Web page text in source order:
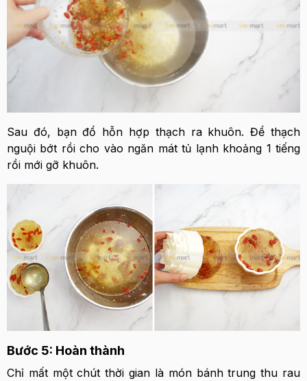
Sau đó, bạn đổ hỗn hợp thạch ra khuôn. Để thạch
nguội bớt rồi cho vào ngăn mát tủ lạnh khoảng 1 tiếng
rồi mới gỡ khuôn.
Bước 5: Hoàn thành
Chỉ mất một chút thời gian là món bánh trung thu rau